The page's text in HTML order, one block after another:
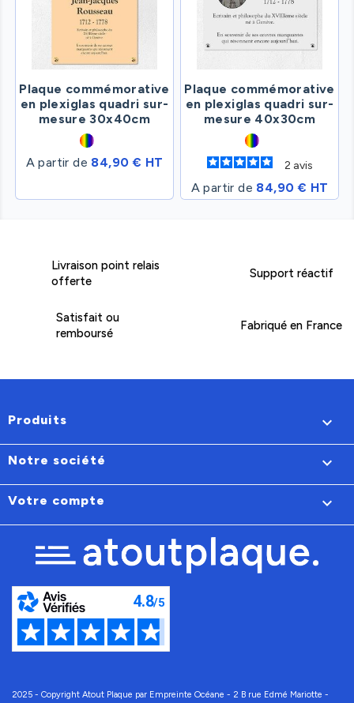
Plaque commémorative
en plexiglas quadri sur-
mesure 30x40cm
A partir de 84,90 € HT
Plaque commémorative
en plexiglas quadri sur-
mesure 40x30cm
2 avis
A partir de 84,90 € HT
Livraison point relais
offerte
Support réactif
Satisfait ou
remboursé
Fabriqué en France
Produits 
Notre société 
Votre compte 
2025 - Copyright Atout Plaque par Empreinte Océane - 2 B rue Edmé Mariotte -